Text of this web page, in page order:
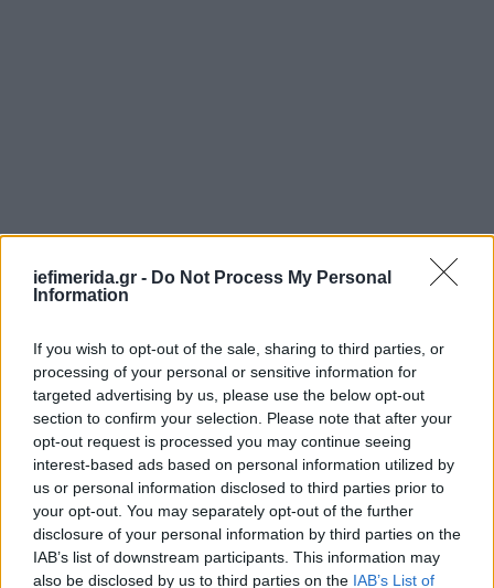
iefimerida.gr - Do Not Process My Personal
Information
If you wish to opt-out of the sale, sharing to third parties, or
processing of your personal or sensitive information for
targeted advertising by us, please use the below opt-out
section to confirm your selection. Please note that after your
opt-out request is processed you may continue seeing
interest-based ads based on personal information utilized by
us or personal information disclosed to third parties prior to
your opt-out. You may separately opt-out of the further
disclosure of your personal information by third parties on the
IAB’s list of downstream participants. This information may
also be disclosed by us to third parties on the IAB’s List of